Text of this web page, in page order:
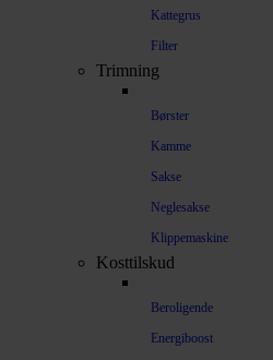
Kattegrus
Filter
Trimning
Børster
Kamme
Sakse
Neglesakse
Klippemaskine
Kosttilskud
Beroligende
Energiboost